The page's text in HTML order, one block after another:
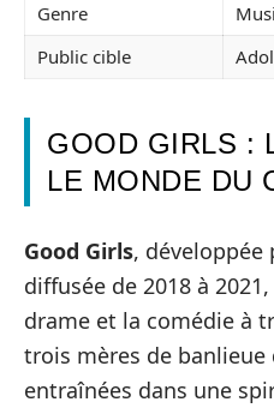
Genre
Public cible
GOOD GIRLS :
LE MONDE DU
Good Girls, développée
diffusée de 2018 à
drame et la comédie à
trois mères de
entraînées dans une